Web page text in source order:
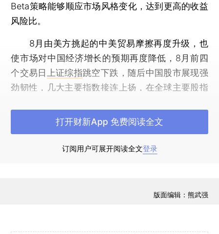
Beta策略能够顺应市场风格变化，达到更高的收益
风险比。
8月由美方挑起的中美贸易摩擦再度升级，也
使市场对中国经济增长的预期再度降低，8月前四
个交易日 上证综指跳空下跌，随后中国股市展现强
劲韧性，几大主要指数接连上扬，在全球主要股指
的两个上涨股指，涨幅分别为2.58%和0.42%。本
月经营质量因子表现最优，录得所有因子中最高的
3.99%的相对收益，进取型因子表现明显优于中性
子和金融风险因子的暴露，得益于经营质量因子和
订阅用户可展开阅读全文登录
打开财新App 免费阅读全文
版面编辑：熊武强